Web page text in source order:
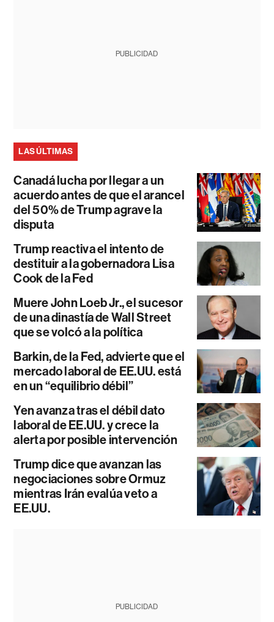
PUBLICIDAD
LAS ÚLTIMAS
Canadá lucha por llegar a un
acuerdo antes de que el arancel
del 50% de Trump agrave la
disputa
Trump reactiva el intento de
destituir a la gobernadora Lisa
Cook de la Fed
Muere John Loeb Jr., el sucesor
de una dinastía de Wall Street
que se volcó a la política
Barkin, de la Fed, advierte que el
mercado laboral de EE.UU. está
en un “equilibrio débil”
Yen avanza tras el débil dato
laboral de EE.UU. y crece la
alerta por posible intervención
Trump dice que avanzan las
negociaciones sobre Ormuz
mientras Irán evalúa veto a
EE.UU.
PUBLICIDAD